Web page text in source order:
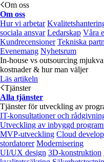
Om oss
Om oss
Hur vi arbetar
sociala ansvar Ledarskap Våra
Kundrecensioner Tekniska
Evenemang Nyhetsrum
In-house vs outsourcing
kostnader & hur man väljer
Läs artikeln
Tjänster
Alla tjänster
Tjänster för utveckling av
IT-konsultationer och
Utveckling av inbyggd
MVP-utveckling Cloud
stordatorer Modernisering
UI/UX design 3D-konstruktion